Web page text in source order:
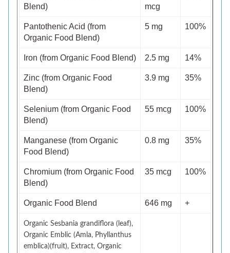
Blend)
mcg
Pantothenic Acid (from
Organic Food Blend)
5 mg 100%
Iron (from Organic Food Blend) 2.5 mg 14%
Zinc (from Organic Food
Blend)
3.9 mg 35%
Selenium (from Organic Food
Blend)
55 mcg 100%
Manganese (from Organic
Food Blend)
0.8 mg 35%
Chromium (from Organic Food
Blend)
35 mcg 100%
Organic Food Blend 646 mg +
Organic Sesbania grandiflora (leaf),
Organic Emblic (Amla, Phyllanthus
emblica)(fruit), Extract, Organic